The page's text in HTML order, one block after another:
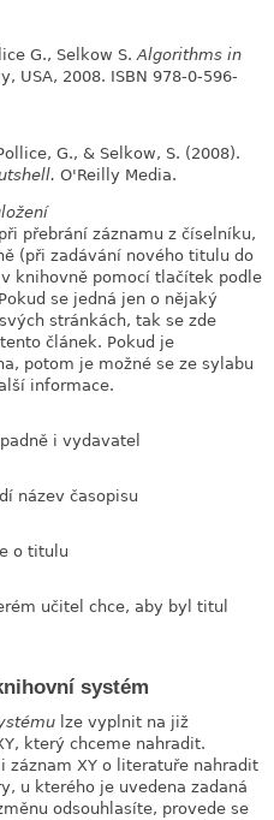
G., Selkow S.Algorithms in
USA, 2008. ISBN 978-0-596-
G., & Selkow, S. (2008).
O'Reilly Media.
přebrání záznamu z číselníku,
(při zadávání nového titulu do
knihovně pomocí tlačítek podle
se jedná jen o nějaký
stránkách, tak se zde
článek. Pokud je
potom je možné se ze sylabu
informace.
i vydavatel
název časopisu
o titulu
učitel chce, aby byl titul
systém
lze vyplnit na již
který chceme nahradit.
záznam XY o literatuře nahradit
u kterého je uvedena zadaná
odsouhlasíte, provede se